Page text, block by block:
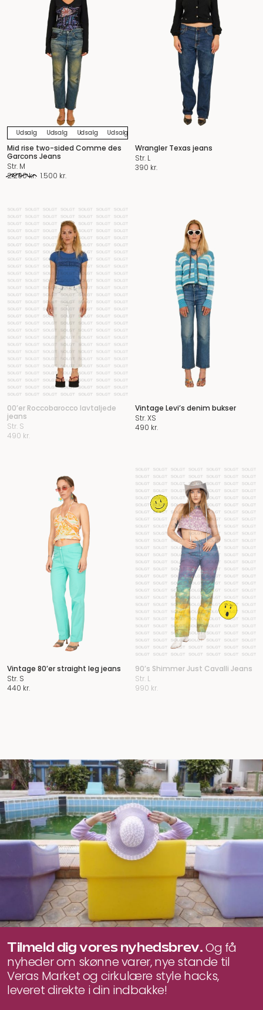
Udsalg Udsalg Udsalg Udsalg
Mid rise two-sided Comme des
Garcons Jeans
Str. M
2.200kr. Den
2.200 kr..
1.500 kr.
1.500 kr..
Wrangler Texas jeans
Str. L
390 kr.
00’er Roccobarocco lavtaljede
jeans
Str. S
490 kr.
Vintage Levi’s denim bukser
Str. XS
490 kr.
Vintage 80’er straight leg jeans
Str. S
440 kr.
90’s Shimmer Just Cavalli Jeans
Str. L
990 kr.
Tilmeld dig vores nyhedsbrev.Og få
nyheder om skønne varer, nye stande til
Veras Market og cirkulære style hacks,
leveret direkte i din indbakke!